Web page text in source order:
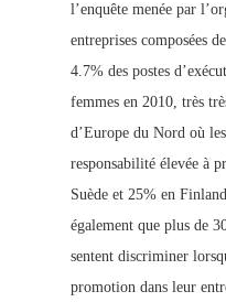
l’enquête menée par
entreprises composées
4.7% des postes
femmes en 2010, très
d’Europe du Nord où
responsabilité élevée à
Suède et 25% en
également que plus de
sentent discriminer
promotion dans leur